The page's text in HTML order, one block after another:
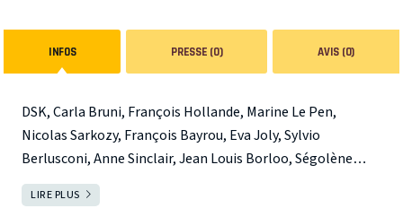
INFOS PRESSE (0) AVIS (0)
DSK, Carla Bruni, François Hollande, Marine Le Pen,
Nicolas Sarkozy, François Bayrou, Eva Joly, Sylvio
Berlusconi, Anne Sinclair, Jean Louis Borloo, Ségolène
Royal, Bernadette Chirac, Michel Neyret ... ont tous
rendez-vous dans " Pas nique au F.M.I " Farce Moderne
LIRE PLUS